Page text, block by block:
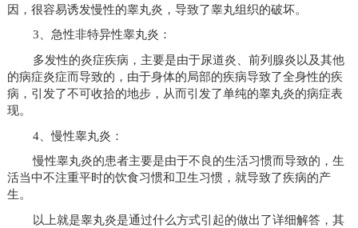
因，很容易诱发慢性的睾丸炎，导致了睾丸组织的破坏。
3、急性非特异性睾丸炎：
多发性的炎症疾病，主要是由于尿道炎、前列腺炎以及其他
的病症炎症而导致的，由于身体的局部的疾病导致了全身性的疾
病，引发了不可收拾的地步，从而引发了单纯的睾丸炎的病症表
现。
4、慢性睾丸炎：
慢性睾丸炎的患者主要是由于不良的生活习惯而导致的，生
活当中不注重平时的饮食习惯和卫生习惯，就导致了疾病的产
生。
以上就是睾丸炎是通过什么方式引起的做出了详细解答，其